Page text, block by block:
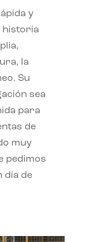
y
historia
la
Su
sea
para
de
muy
pedimos
día de